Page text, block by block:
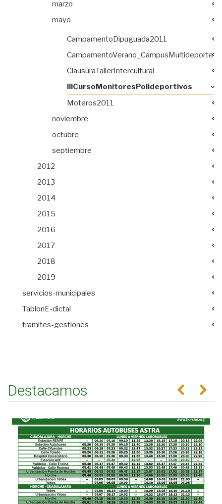
marzo
mayo
CampamentoDipuguada2011
CampamentoVerano_CampusMultideporte
ClausuraTallerIntercultural
IIICursoMonitoresPolideportivos
Moteros2011
noviembre
octubre
septiembre
2012
2013
2014
2015
2016
2017
2018
2019
servicios-municipales
TablonE-dictal
tramites-gestiones
Destacamos Anterior